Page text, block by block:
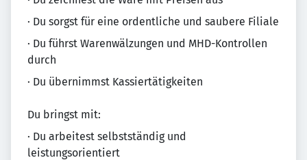
· Du sorgst für eine ordentliche und saubere Filiale
· Du führst Warenwälzungen und MHD-Kontrollen
durch
· Du übernimmst Kassiertätigkeiten
Du bringst mit:
· Du arbeitest selbstständig und
leistungsorientiert